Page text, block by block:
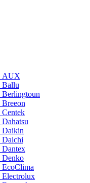
AUX
Ballu
Daikin